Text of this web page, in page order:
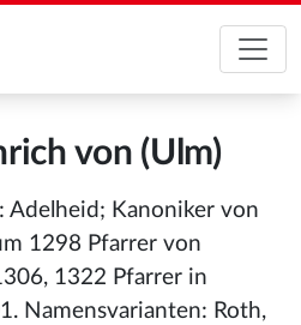
von (Ulm)
Adelheid; Kanoniker von
1298 Pfarrer von
1322 Pfarrer in
Namensvarianten: Roth,